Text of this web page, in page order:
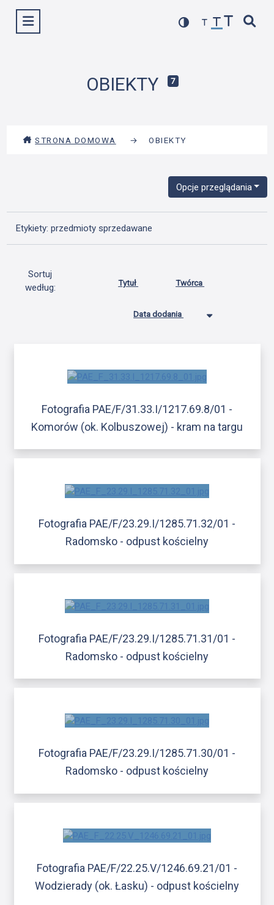
Wyświetl menu
OBIEKTY 7
STRONA DOMOWA → OBIEKTY
Opcje przeglądania
Etykiety: przedmioty sprzedawane
Sortuj
według:
Tytuł Twórca
Data dodania
Fotografia PAE/F/31.33.I/1217.69.8/01 -
Komorów (ok. Kolbuszowej) - kram na targu
Fotografia PAE/F/23.29.I/1285.71.32/01 -
Radomsko - odpust kościelny
Fotografia PAE/F/23.29.I/1285.71.31/01 -
Radomsko - odpust kościelny
Fotografia PAE/F/23.29.I/1285.71.30/01 -
Radomsko - odpust kościelny
Fotografia PAE/F/22.25.V/1246.69.21/01 -
Wodzierady (ok. Łasku) - odpust kościelny